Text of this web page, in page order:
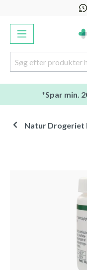
*Spar min.
Natur Drogeriet
Spring over